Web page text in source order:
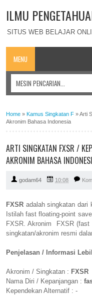
ILMU
SITUS WEB BELAJAR
MENU
Home » Kamus Singkatan F »Arti
Akronim Bahasa Indonesia
ARTI SINGKATAN FXSR /
AKRONIM BAHASA
godam64 10:08
FXSR adalah singkatan dari
Istilah fast floating-point
FXSR. Akronim FXSR (fast
singkatan/akronim resmi
Penjelasan / Informasi
Akronim / Singkatan : FXSR
Nama Diri / Kepanjangan :
Kependekan Alternatif : -